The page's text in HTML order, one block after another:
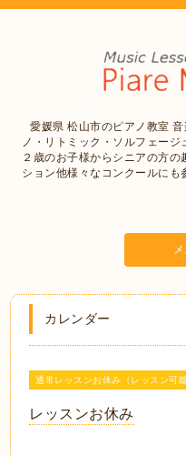
愛媛県 松山市のピアノ教室
ノ・リトミック・ソルフェージ
２歳のお子様からシニアの方
ション他様々なコンクールに
カレンダー
通常レッスンお休み（レッスン可
レッスンお休み